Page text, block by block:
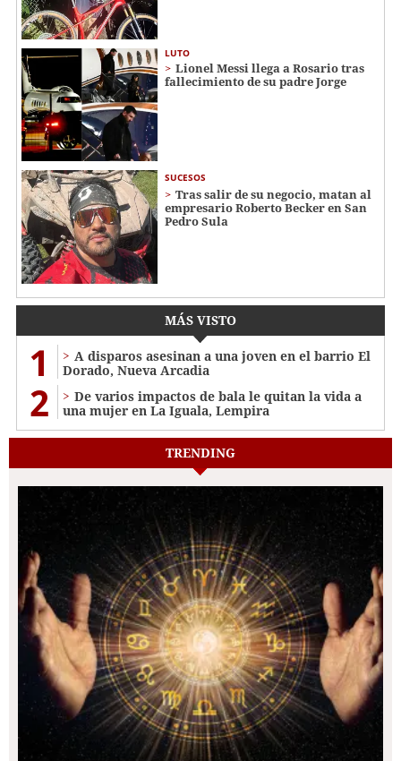
LUTO
Lionel Messi llega a Rosario tras
fallecimiento de su padre Jorge
SUCESOS
Tras salir de su negocio, matan al
empresario Roberto Becker en San
Pedro Sula
MÁS VISTO
1
A disparos asesinan a una joven en el barrio El
Dorado, Nueva Arcadia
2
De varios impactos de bala le quitan la vida a
una mujer en La Iguala, Lempira
TRENDING